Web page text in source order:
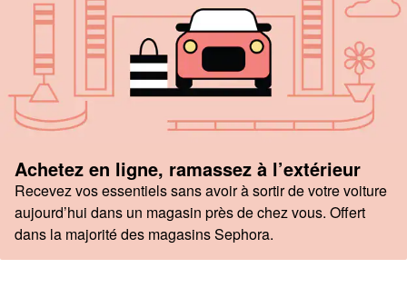
Achetez en ligne, ramassez à l’extérieur
Recevez vos essentiels sans avoir à sortir de votre voiture
aujourd’hui dans un magasin près de chez vous. Offert
dans la majorité des magasins Sephora.